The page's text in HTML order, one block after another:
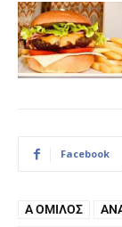
Facebook
Α ΌΜΙΛΟΣ